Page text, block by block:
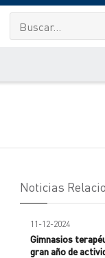
Noticias
11-12-2024
Gimnasios
gran año de